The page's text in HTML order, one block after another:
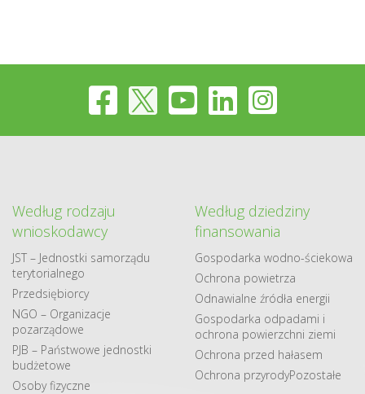
Według rodzaju
wnioskodawcy
JST – Jednostki samorządu
terytorialnego
Przedsiębiorcy
NGO – Organizacje
pozarządowe
PJB – Państwowe jednostki
budżetowe
Osoby fizyczne
Według dziedziny
finansowania
Gospodarka​ wodno​-ściekowa
Ochrona powietrza
Odnawialne​ źródła​ energii
Gospodarka odpadami i
ochrona powierzchni ziemi
Ochrona przed hałasem
Ochrona przyrodyPozostałe